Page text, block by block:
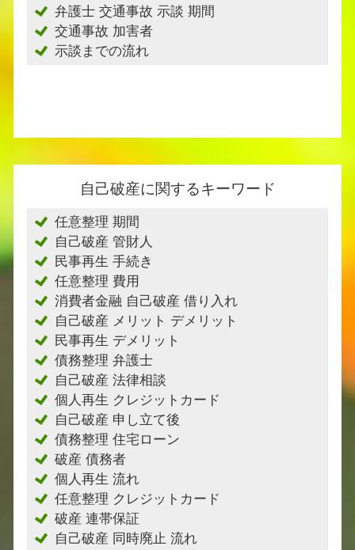
弁護士 交通事故 示談 期間
交通事故 加害者
示談までの流れ
自己破産に関するキーワード
任意整理 期間
自己破産 管財人
民事再生 手続き
任意整理 費用
消費者金融 自己破産 借り入れ
自己破産 メリット デメリット
民事再生 デメリット
債務整理 弁護士
自己破産 法律相談
個人再生 クレジットカード
自己破産 申し立て後
債務整理 住宅ローン
破産 債務者
個人再生 流れ
任意整理 クレジットカード
破産 連帯保証
自己破産 同時廃止 流れ